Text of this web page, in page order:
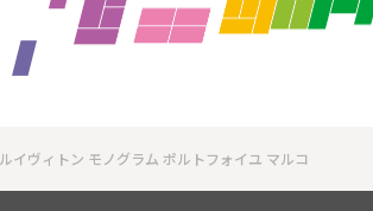
ルイヴィトン モノグラム ポルトフォイユ マルコ